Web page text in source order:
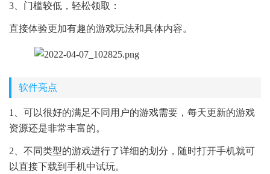
3、门槛较低，轻松领取：
直接体验更加有趣的游戏玩法和具体内容。
软件亮点
1、可以很好的满足不同用户的游戏需要，每天更新的游戏
资源还是非常丰富的。
2、不同类型的游戏进行了详细的划分，随时打开手机就可
以直接下载到手机中试玩。